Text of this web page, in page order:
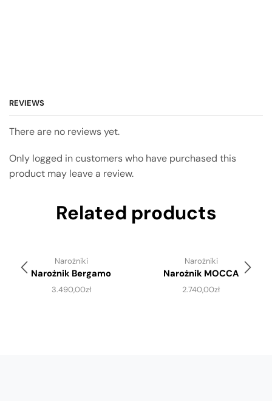
REVIEWS
There are no reviews yet.
Only logged in customers who have purchased this
product may leave a review.
Related products
Narożniki
Narożnik Bergamo
3.490,00zł
Narożniki
Narożnik MOCCA
2.740,00zł